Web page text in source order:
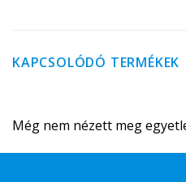
KAPCSOLÓDÓ TERMÉKEK
Még nem nézett meg